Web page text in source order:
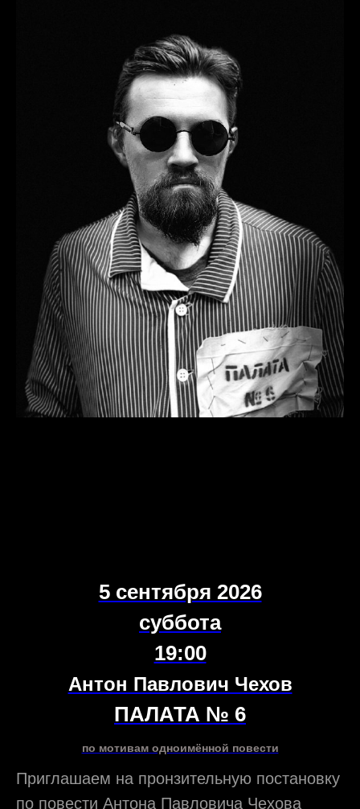
5 сентября 2026
суббота
19:00
Антон Павлович Чехов
ПАЛАТА № 6
по мотивам одноимённой повести
Приглашаем на пронзительную постановку
по повести Антона Павловича Чехова